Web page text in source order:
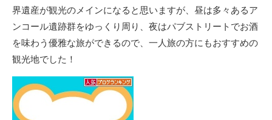
界遺産が観光のメインになると思いますが、昼は多々あるア
ンコール遺跡群をゆっくり周り、夜はパブストリートでお酒
を味わう優雅な旅ができるので、一人旅の方にもおすすめの
観光地でした！